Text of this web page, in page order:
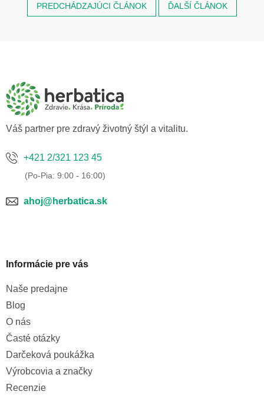
PREDCHÁDZAJÚCI ČLÁNOK ĎALŠÍ ČLÁNOK
Váš partner pre zdravý životný štýl a vitalitu.
+421 2/321 123 45
ahoj@herbatica.sk
Informácie pre vás
Naše predajne
Blog
O nás
Časté otázky
Darčeková poukážka
Výrobcovia a značky
Recenzie